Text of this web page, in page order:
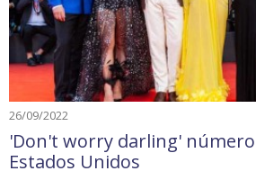
26/09/2022
'Don't worry darling' número
Estados Unidos